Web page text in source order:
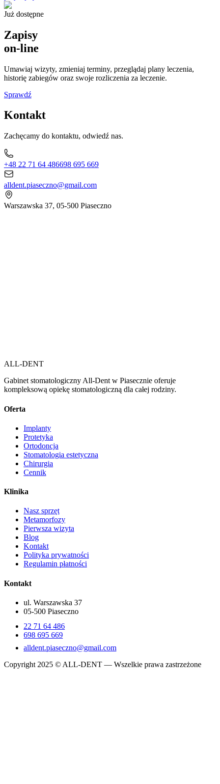
Już dostępne
Zapisy
on-line
Umawiaj wizyty, zmieniaj terminy, przeglądaj plany leczenia,
historię zabiegów oraz swoje rozliczenia za leczenie.
Sprawdź
Kontakt
Zachęcamy do kontaktu, odwiedź nas.
+48 22 71 64 486698 695 669
alldent.piaseczno@gmail.com
Warszawska 37, 05-500 Piaseczno
ALL-DENT
Gabinet stomatologiczny All-Dent w Piasecznie oferuje
kompleksową opiekę stomatologiczną dla całej rodziny.
Oferta
Implanty
Protetyka
Ortodoncja
Stomatologia estetyczna
Chirurgia
Cennik
Klinika
Nasz sprzęt
Metamorfozy
Pierwsza wizyta
Blog
Kontakt
Polityka prywatności
Regulamin płatności
Kontakt
ul. Warszawska 37
05-500 Piaseczno
22 71 64 486
698 695 669
alldent.piaseczno@gmail.com
Copyright 2025 © ALL-DENT — Wszelkie prawa zastrzeżone